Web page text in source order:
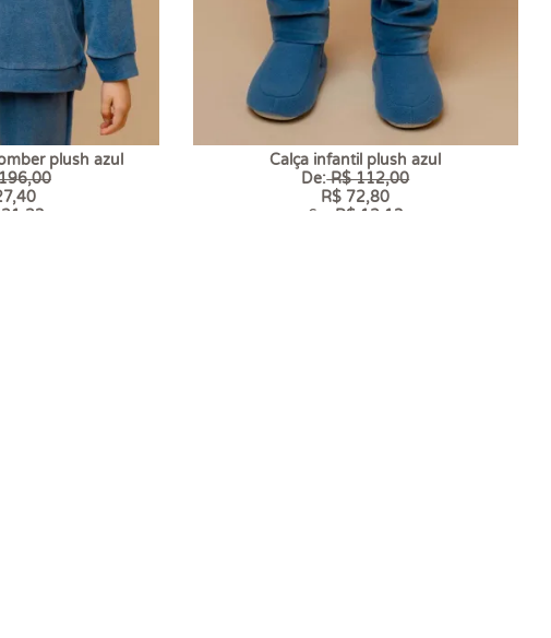
plush azul
Calça infantil plush azul
De:R$ 112,00
R$ 72,80
6 x R$ 12,13